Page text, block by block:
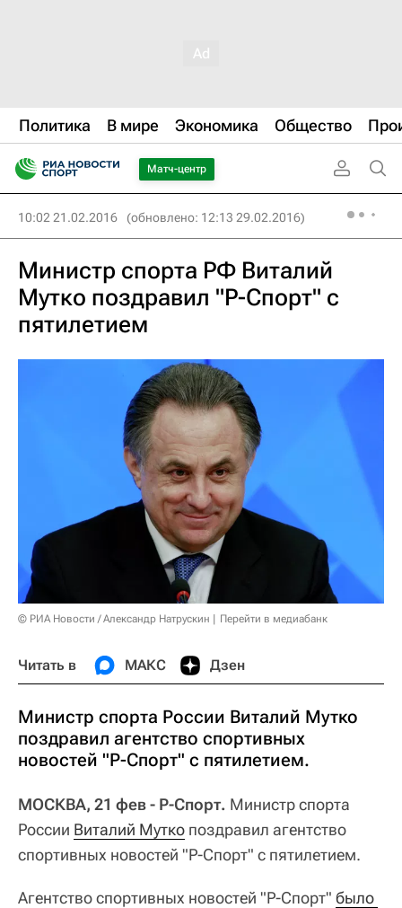
Политика В мире Экономика Общество
Матч-центр
10:02 21.02.2016 (обновлено: 12:13 29.02.2016)
Министр спорта РФ Виталий
Мутко поздравил "Р-Спорт" с
пятилетием
© РИА Новости / Александр Натрускин Перейти в медиабанк
Читать в МАКС Дзен
Министр спорта России Виталий Мутко
поздравил агентство спортивных
новостей "Р-Спорт" с пятилетием.
МОСКВА, 21 фев - Р-Спорт. Министр спорта
России Виталий Мутко поздравил агентство
спортивных новостей "Р-Спорт" с пятилетием.
Агентство спортивных новостей "Р-Спорт" было